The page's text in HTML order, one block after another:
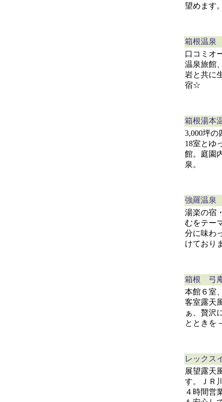
望めます
箱根温
口コミオ
温泉旅館
岩と共に
宿☆
箱根湯
3,000坪の
18室とゆ
館。庭園
泉。
強羅温
湯楽の宿
むをテー
分に味わ
けており
箱根 弓
本館６室
客室露天
ぁ、贅沢
とときを
レックス
展望露天
す。ＪＲ
４時間営